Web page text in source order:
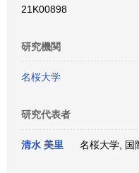
21K00898
研究機関
名桜大学
研究代表者
清水 美里 名桜大学, 国